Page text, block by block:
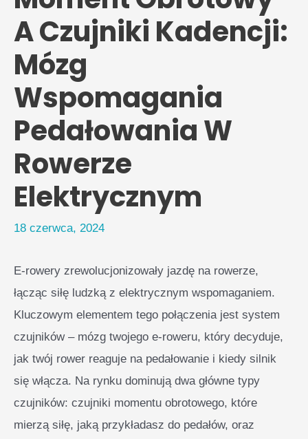
A Czujniki Kadencji:
Mózg
Wspomagania
Pedałowania W
Rowerze
Elektrycznym
18 czerwca, 2024
E-rowery zrewolucjonizowały jazdę na rowerze,
łącząc siłę ludzką z elektrycznym wspomaganiem.
Kluczowym elementem tego połączenia jest system
czujników – mózg twojego e-roweru, który decyduje,
jak twój rower reaguje na pedałowanie i kiedy silnik
się włącza. Na rynku dominują dwa główne typy
czujników: czujniki momentu obrotowego, które
mierzą siłę, jaką przykładasz do pedałów, oraz